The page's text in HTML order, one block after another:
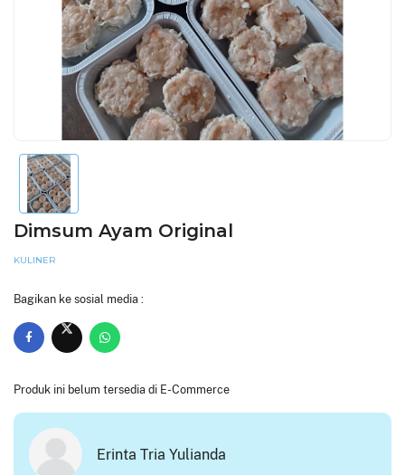
Dimsum Ayam Original
KULINER
Bagikan ke sosial media :
Produk ini belum tersedia di E-Commerce
Erinta Tria Yulianda